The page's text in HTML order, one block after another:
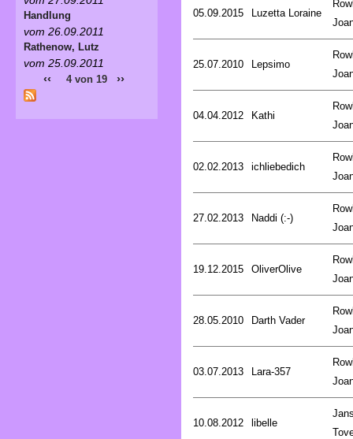
05.09.2015 Luzetta Loraine
25.07.2010 Lepsimo
04.04.2012 Kathi
02.02.2013 ichliebedich
27.02.2013 Naddi (:-)
19.12.2015 OliverOlive
28.05.2010 Darth Vader
03.07.2013 Lara-357
10.08.2012 libelle
Handlung
vom 26.09.2011
Rathenow, Lutz
vom 25.09.2011
‹‹ 4 von 19 ››